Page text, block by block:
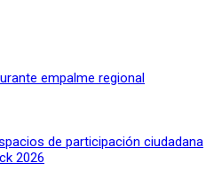
empalme regional
de participación ciudadana
2026